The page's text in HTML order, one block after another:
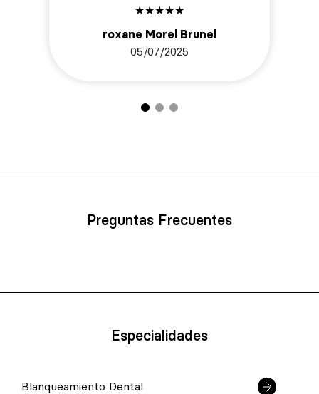
★★★★★
roxane Morel Brunel
05/07/2025
Preguntas Frecuentes
Especialidades
Blanqueamiento Dental